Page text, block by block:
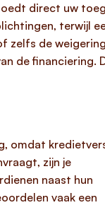
direct uw
terwijl
de
de financiering.
omdat
zijn je
naast hun
vaak een